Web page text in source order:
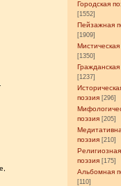
Городская
[1552]
Пейзажная
[1909]
Мистическая
[1350]
Гражданская
[1237]
поэзия [296]
поэзия [205]
поэзия [210]
Религиозная
поэзия [175]
Альбомная
[110]